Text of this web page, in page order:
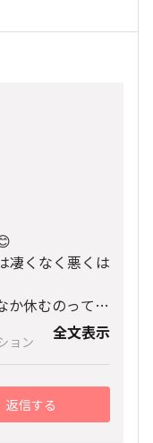
凄くなく悪くは
か休むのって大
ョン 全文表示
返信する